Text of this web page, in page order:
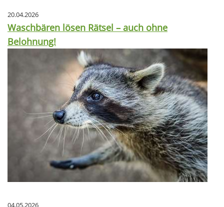
20.04.2026
Waschbären lösen Rätsel – auch ohne
Belohnung!